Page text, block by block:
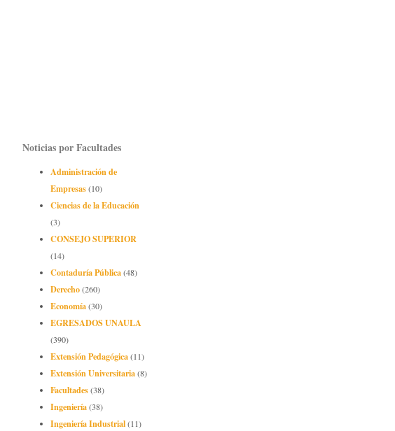
Noticias por Facultades
Administración de
Empresas(10)
Ciencias de la Educación
(3)
CONSEJO SUPERIOR
(14)
Contaduría Pública(48)
Derecho(260)
Economía(30)
EGRESADOS UNAULA
(390)
Extensión Pedagógica(11)
Extensión Universitaria(8)
Facultades(38)
Ingeniería(38)
Ingeniería Industrial(11)